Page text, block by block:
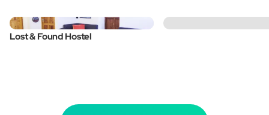
Lost & Found Hostel